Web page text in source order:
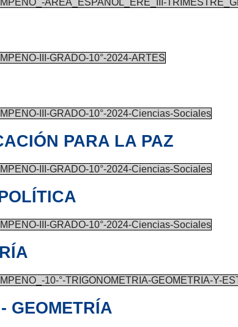
III-GRADO-10°-2024-ARTES
III-GRADO-10°-2024-Ciencias-Sociales
PARA LA PAZ
III-GRADO-10°-2024-Ciencias-Sociales
III-GRADO-10°-2024-Ciencias-Sociales
10-°-TRIGONOMETRIA-GEOMETRIA-Y-
GEOMETRÍA